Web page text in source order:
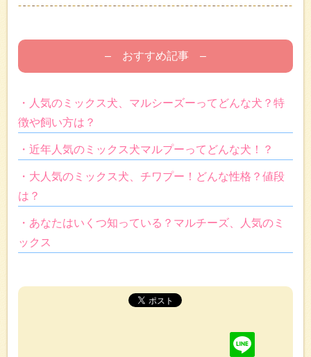
– おすすめ記事 –
・人気のミックス犬、マルシーズーってどんな犬？特
徴や飼い方は？
・近年人気のミックス犬マルプーってどんな犬！？
・大人気のミックス犬、チワプー！どんな性格？値段
は？
・あなたはいくつ知っている？マルチーズ、人気のミ
ックス